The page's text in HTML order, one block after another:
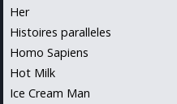
Her
Histoires paralleles
Homo Sapiens
Hot Milk
Ice Cream Man